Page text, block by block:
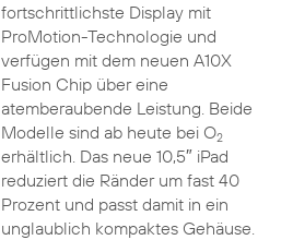
fortschrittlichste Display mit
ProMotion-Technologie und
verfügen mit dem neuen A10X
Fusion Chip über eine
atemberaubende Leistung. Beide
Modelle sind ab heute bei O2
erhältlich. Das neue 10,5″ iPad
reduziert die Ränder um fast 40
Prozent und passt damit in ein
unglaublich kompaktes Gehäuse.